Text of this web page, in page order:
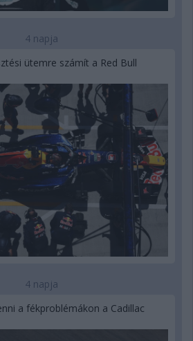
4 napja
ütemre számít a Red Bull
4 napja
a fékproblémákon a Cadillac